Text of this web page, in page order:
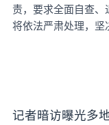
责，要求全面自查、
将依法严肃处理，坚
记者暗访曝光多